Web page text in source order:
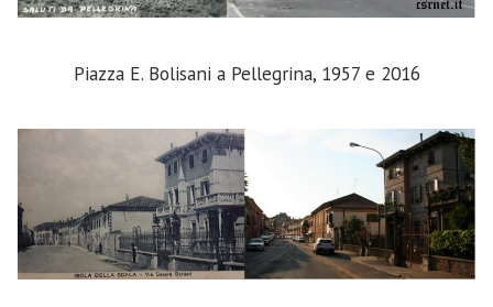
Piazza E. Bolisani a Pellegrina, 1957 e 2016